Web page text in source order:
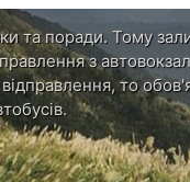
та поради. Тому
з
то